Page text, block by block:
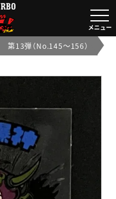
ル実店舗買取OK/交渉
メニュー
第13弾（No.145～156）